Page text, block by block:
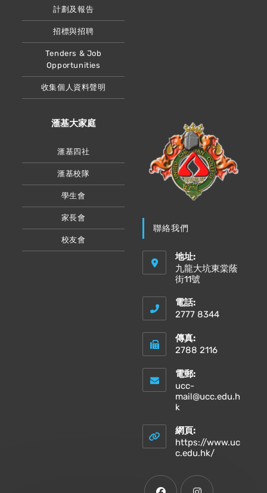
計劃及報告
招標與招聘
Tenders & Job
Opportunities
收集個人資料聲明
滙基大家庭
滙基四社
滙基校隊
學生會
家長會
校友會
聯絡我們
地址:
九龍大坑東棠蔭
街11號
電話:
2777 8344
傳真:
2788 2116
電郵:
ucc-
mail@ucc.edu.h
k
your
application
網頁:
https://www.uc
c.edu.hk/Opens